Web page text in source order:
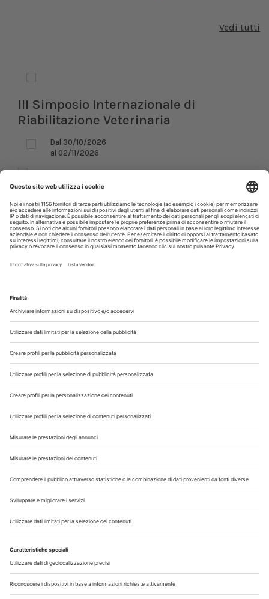
Vedi tutti
III Simposio Internazionale di
Riabilitazione Veterinaria
Dal 30/10/2026
al 02/11/2026